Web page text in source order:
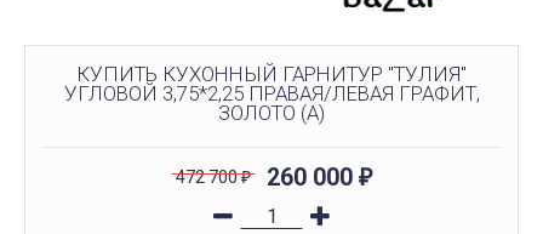
КУПИТЬ КУХОННЫЙ ГАРНИТУР "ТУЛИЯ"
УГЛОВОЙ 3,75*2,25 ПРАВАЯ/ЛЕВАЯ ГРАФИТ,
ЗОЛОТО (А)
472 700₽ 260 000 ₽